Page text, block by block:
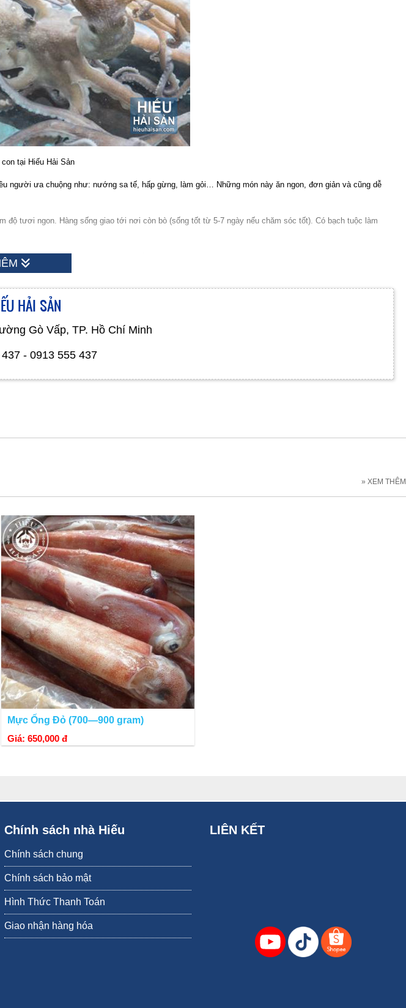
tại Hiếu Hải Sản
người ưa chuộng như: nướng sa tế, hấp gừng, làm gỏi… Những món này ăn ngon, đơn giản và cũng dễ
tươi ngon. Hàng sống giao tới nơi còn bò (sống tốt từ 5-7 ngày nếu chăm sóc tốt). Có bạch tuộc làm
để tăng trọng, để tăng lợi nhuận bất chính, đánh vào Khách hàng ham giá rẻ, thịt khá bở và mặn. Chúng
bắt mắt, ngon miệng
cay cay, mặn mặn
HẢI SẢN
Gò Vấp, TP. Hồ Chí Minh
- 0913 555 437
» XEM THÊM
Mực Ống Đỏ (700—900 gram)
Giá: 650,000 đ
Chính sách nhà Hiếu
Chính sách chung
Chính sách bảo mật
Hình Thức Thanh Toán
Giao nhận hàng hóa
LIÊN KẾT